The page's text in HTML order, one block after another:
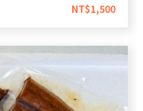
NT$1,500